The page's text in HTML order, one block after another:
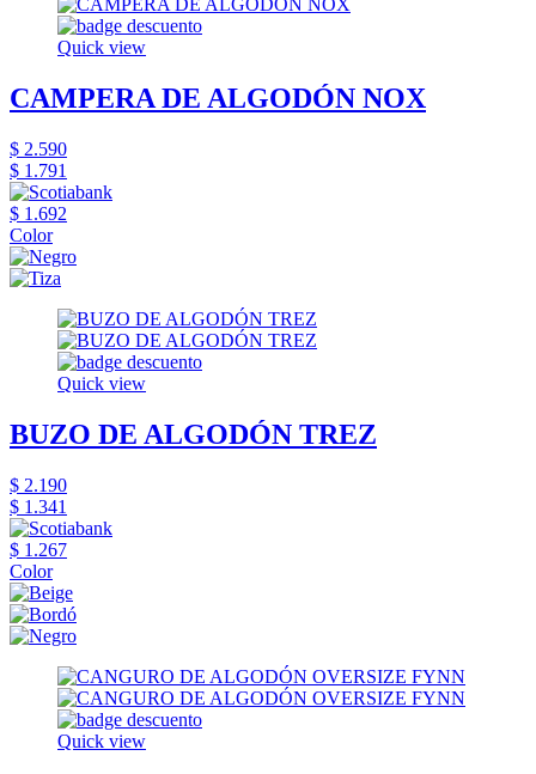
Quick view
CAMPERA DE ALGODÓN NOX
$ 2.590
$ 1.791
$ 1.692
Color
Quick view
BUZO DE ALGODÓN TREZ
$ 2.190
$ 1.341
$ 1.267
Color
Quick view